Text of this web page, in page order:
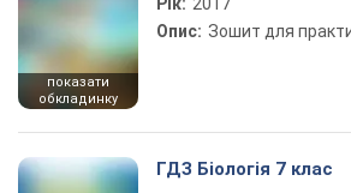
показати
обкладинку
Опис: Зошит для
ГДЗ Біологія 7 клас